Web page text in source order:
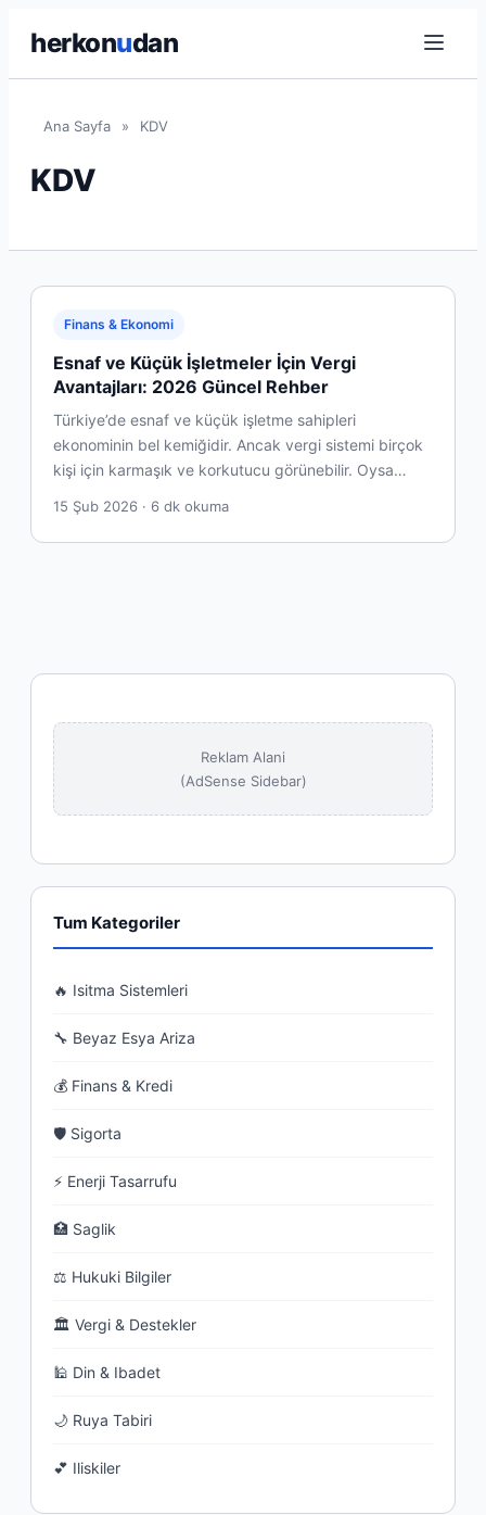
herkonudan
Ana Sayfa » KDV
KDV
Finans & Ekonomi
Esnaf ve Küçük İşletmeler İçin Vergi
Avantajları: 2026 Güncel Rehber
Türkiye’de esnaf ve küçük işletme sahipleri
ekonominin bel kemiğidir. Ancak vergi sistemi birçok
kişi için karmaşık ve korkutucu görünebilir. Oysa…
15 Şub 2026 · 6 dk okuma
Reklam Alani
(AdSense Sidebar)
Tum Kategoriler
🔥 Isitma Sistemleri
🔧 Beyaz Esya Ariza
💰 Finans & Kredi
🛡 Sigorta
⚡ Enerji Tasarrufu
🏥 Saglik
⚖ Hukuki Bilgiler
🏛 Vergi & Destekler
🕌 Din & Ibadet
🌙 Ruya Tabiri
💕 Iliskiler